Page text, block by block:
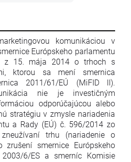
komunikáciou v
Európskeho parlamentu
z 15. mája 2014 o trhoch s
ktorou sa mení smernica
2011/61/EÚ (MiFID II).
nie je investičným
odporúčajúcou alebo
stratégiu v zmysle nariadenia
a Rady (EÚ) č. 596/2014 zo
trhu (nariadenie o
smernice Európskeho
6/ES a smerníc Komisie